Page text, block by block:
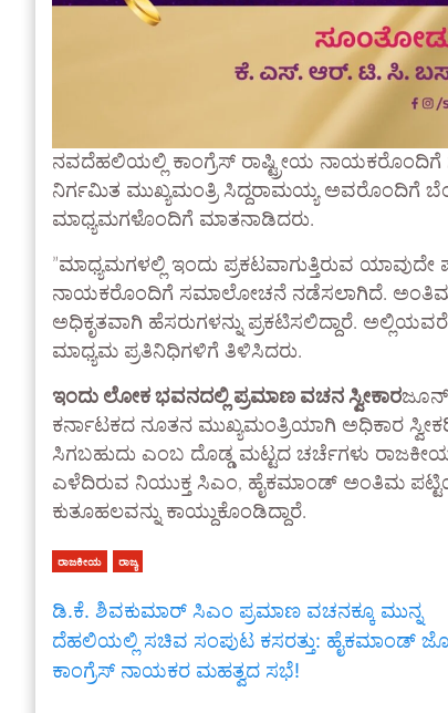
ನವದೆಹಲಿಯಲ್ಲಿ ಕಾಂಗ್ರೆಸ್ ರಾಷ್ಟ್ರೀಯ
ನಿರ್ಗಮಿತ ಮುಖ್ಯಮಂತ್ರಿ ಸಿದ್ದರಾಮಯ್ಯ ಅವರೊಂದಿಗೆ
ಮಾಧ್ಯಮಗಳೊಂದಿಗೆ ಮಾತನಾಡಿದರು.
​”ಮಾಧ್ಯಮಗಳಲ್ಲಿ ಇಂದು ಪ್ರಕಟವಾಗುತ್ತಿರುವ
ನಾಯಕರೊಂದಿಗೆ ಸಮಾಲೋಚನೆ ನಡೆಸಲಾಗಿದೆ. ಅಂತಿಮ
ಅಧಿಕೃತವಾಗಿ ಹೆಸರುಗಳನ್ನು ಪ್ರಕಟಿಸಲಿದ್ದಾರೆ.
ಮಾಧ್ಯಮ ಪ್ರತಿನಿಧಿಗಳಿಗೆ ತಿಳಿಸಿದರು.
ಇಂದು ಲೋಕ ಭವನದಲ್ಲಿ ಪ್ರಮಾಣ ವಚನ ಸ್ವೀಕಾರ​ಜೂನ್
ಕರ್ನಾಟಕದ ನೂತನ ಮುಖ್ಯಮಂತ್ರಿಯಾಗಿ ಅಧಿಕಾರ
ಸಿಗಬಹುದು ಎಂಬ ದೊಡ್ಡ ಮಟ್ಟದ ಚರ್ಚೆಗಳು
ಎಳೆದಿರುವ ನಿಯುಕ್ತ ಸಿಎಂ, ಹೈಕಮಾಂಡ್ ಅಂತಿಮ
ಕುತೂಹಲವನ್ನು ಕಾಯ್ದುಕೊಂಡಿದ್ದಾರೆ.
ರಾಜಕೀಯ ರಾಜ್ಯ
​ಡಿ.ಕೆ. ಶಿವಕುಮಾರ್ ಸಿಎಂ ಪ್ರಮಾಣ ವಚನಕ್ಕೂ ಮುನ್ನ
ದೆಹಲಿಯಲ್ಲಿ ಸಚಿವ ಸಂಪುಟ ಕಸರತ್ತು: ಹೈಕಮಾಂಡ್
ಕಾಂಗ್ರೆಸ್ ನಾಯಕರ ಮಹತ್ವದ ಸಭೆ!